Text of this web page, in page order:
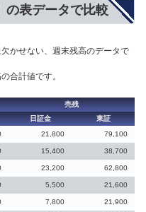
の表データで比較
かせない、週末残高のデータで
合計値です。
売残
日証金
東証
21,800 79,100
15,400 38,700
23,200 62,800
5,500 21,600
7,800 21,900